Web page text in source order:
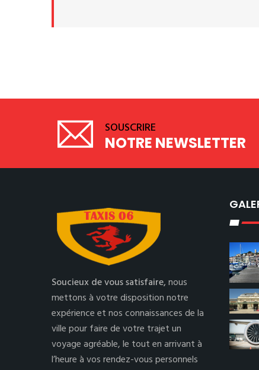
SOUSCRIRE
NOTRE NEWSLETTER
Soucieux de vous satisfaire,nous
mettons à votre disposition notre
expérience et nos connaissances de la
ville pour faire de votre trajet un
voyage agréable, le tout en arrivant à
l’heure à vos rendez-vous personnels